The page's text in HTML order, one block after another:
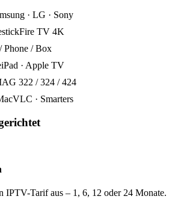
· LG · Sony
Fire TV 4K
Phone / Box
iPad · Apple TV
322 / 324 / 424
VLC · Smarters
IPTV-Tarif aus – 1, 6, 12 oder 24 Monate.